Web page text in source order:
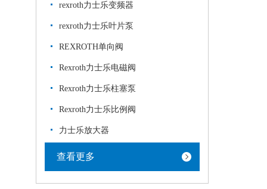
rexroth力士乐变频器
rexroth力士乐叶片泵
REXROTH单向阀
Rexroth力士乐电磁阀
Rexroth力士乐柱塞泵
Rexroth力士乐比例阀
力士乐放大器
查看更多